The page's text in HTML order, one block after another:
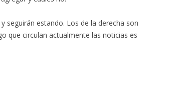
seguirán estando. Los de la derecha son
que circulan actualmente las noticias es